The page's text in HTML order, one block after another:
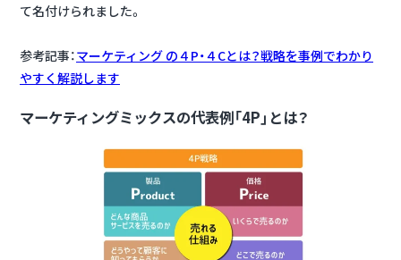
て名付けられました。
参考記事：マーケティング の４P・４Cとは？戦略を事例でわかり
やすく解説します
マーケティングミックスの代表例「4P」とは？